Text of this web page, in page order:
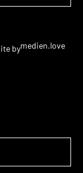
bymedien.love